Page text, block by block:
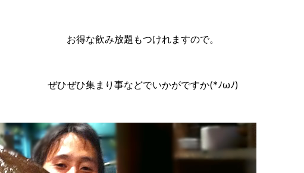
お得な飲み放題もつけれますので。
ぜひぜひ集まり事などでいかがですか(*ﾉωﾉ)